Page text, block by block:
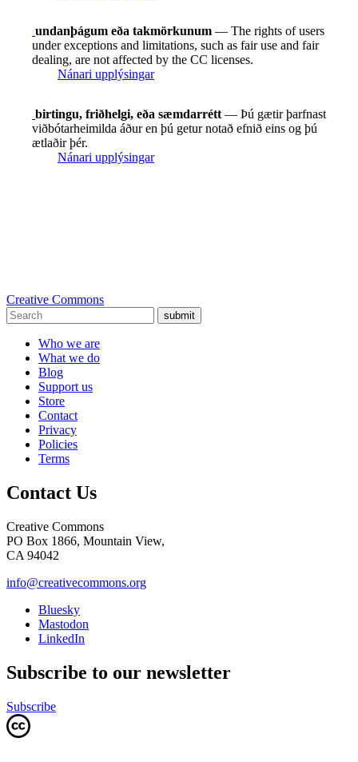
undanþágum eða takmörkunum — The rights of users
under exceptions and limitations, such as fair use and fair
dealing, are not affected by the CC licenses.
Nánari upplýsingar
birtingu, friðhelgi, eða sæmdarrétt — Þú gætir þarfnast
viðbótarheimilda áður en þú getur notað efnið eins og þú
ætlaðir þér.
Nánari upplýsingar
Creative Commons
submit
Who we are
What we do
Blog
Support us
Store
Contact
Privacy
Policies
Terms
Contact Us
Creative Commons
PO Box 1866, Mountain View,
CA 94042
info@creativecommons.org
Bluesky
Mastodon
LinkedIn
Subscribe to our newsletter
Subscribe